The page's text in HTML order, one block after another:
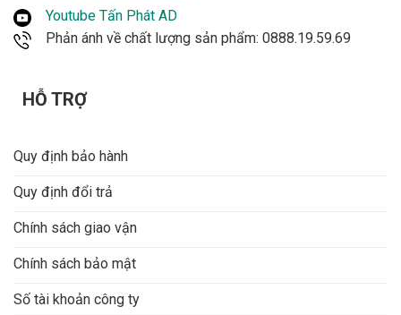
Youtube Tấn Phát AD
Phản ánh về chất lượng sản phẩm: 0888.19.59.69
HỖ TRỢ
Quy định bảo hành
Quy định đổi trả
Chính sách giao vận
Chính sách bảo mật
Số tài khoản công ty